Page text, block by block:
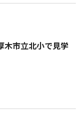
市立北小で見学